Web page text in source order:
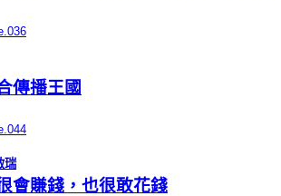
傳播王國
瑞
會賺錢，也很敢花錢